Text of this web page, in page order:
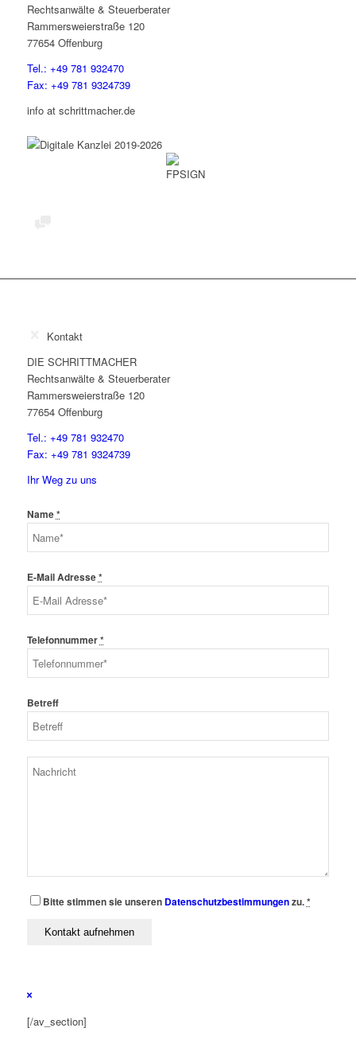
Rechtsanwälte & Steuerberater
Rammersweierstraße 120
77654 Offenburg
Tel.: +49 781 932470
Fax: +49 781 9324739
info at schrittmacher.de
Kontakt
DIE SCHRITTMACHER
Rechtsanwälte & Steuerberater
Rammersweierstraße 120
77654 Offenburg
Tel.: +49 781 932470
Fax: +49 781 9324739
Ihr Weg zu uns
Name*
E-Mail Adresse*
Telefonnummer*
Betreff
Bitte stimmen sie unseren Datenschutzbestimmungenzu.*
[/av_section]